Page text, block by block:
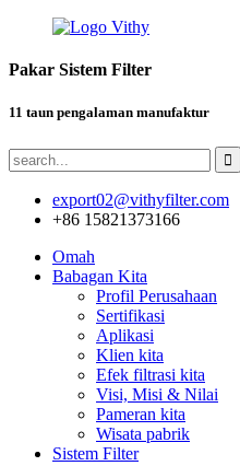
Pakar Sistem Filter
11 taun pengalaman manufaktur
export02@vithyfilter.com
+86 15821373166
Omah
Babagan Kita
Profil Perusahaan
Sertifikasi
Aplikasi
Klien kita
Efek filtrasi kita
Visi, Misi & Nilai
Pameran kita
Wisata pabrik
Sistem Filter